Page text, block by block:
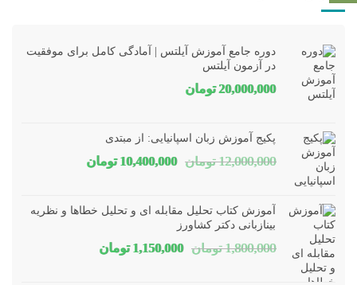
دوره جامع آموزش آیلتس | آمادگی کامل برای موفقیت
در آزمون آیلتس
20,000,000 تومان
پکیج آموزش زبان اسپانیایی: از مبتدی
12,000,000 تومان قیمت
بود.
10,400,000 تومانقیمت
است.
آموزش کتاب تحلیل مقابله ای و تحلیل خطاها و نظریه
بینازبانی دکتر کشاورز
1,800,000 تومان قیمت
1,150,000 تومانقیمت